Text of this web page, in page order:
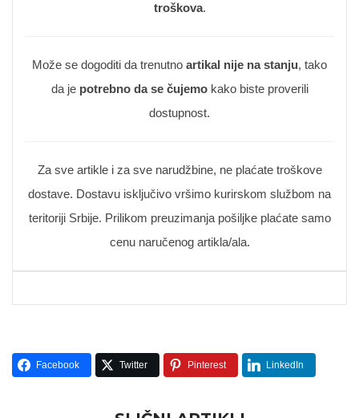
troškova.
Može se dogoditi da trenutno artikal nije na stanju, tako
da je potrebno da se čujemokako biste proverili
dostupnost.
Za sve artikle i za sve narudžbine, ne plaćate troškove
dostave. Dostavu isključivo vršimo kurirskom službom na
teritoriji Srbije. Prilikom preuzimanja pošiljke plaćate samo
cenu naručenog artikla/ala.
Facebook Twitter Pinterest LinkedIn